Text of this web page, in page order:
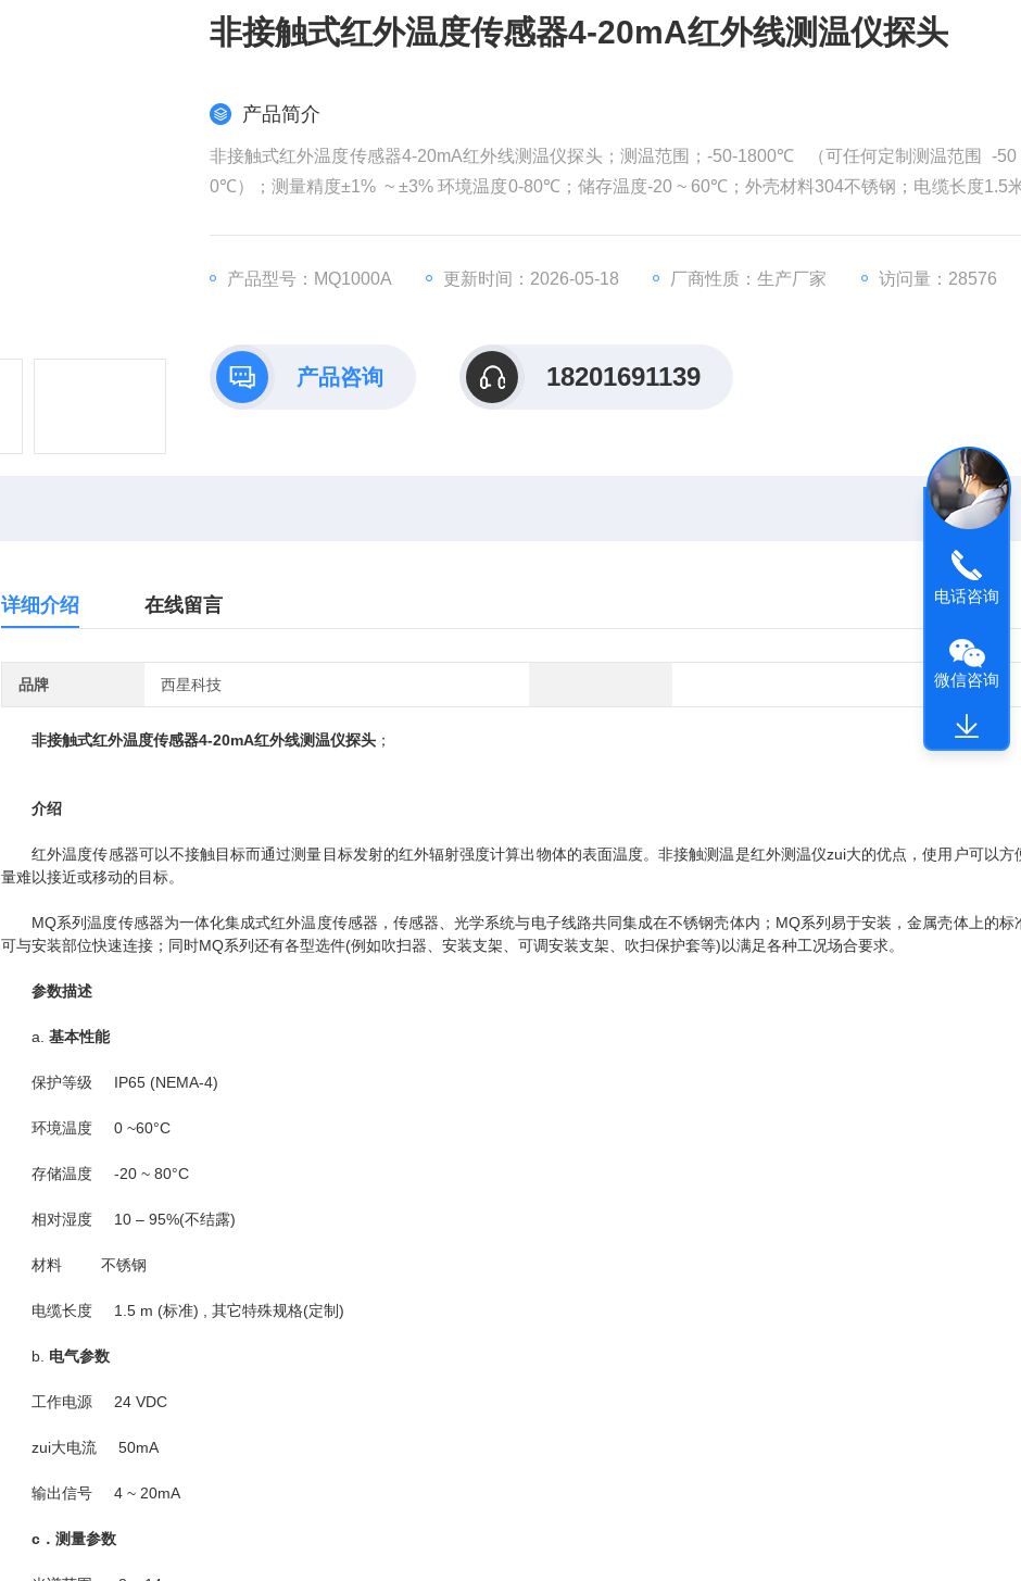
非接触式红外温度传感器4-20mA红外线测温仪探头
产品简介
非接触式红外温度传感器4-20mA红外线测温仪探头；测温范围；-50-1800℃ （可任何定制测温范围 -50
0℃）；测量精度±1% ~ ±3% 环境温度0-80℃；储存温度-20 ~ 60℃；外壳材料304不锈钢；电缆长度1.5
产品型号：MQ1000A 更新时间：2026-05-18 厂商性质：生产厂家 访问量：28576
产品咨询 18201691139
详细介绍 在线留言
品牌 西星科技
非接触式红外温度传感器4-20mA红外线测温仪探头 ；
介绍
红外温度传感器可以不接触目标而通过测量目标发射的红外辐射强度计算出物体的表面温度。非接触测温是红外测温仪zui大的优点，使用户可以方
量难以接近或移动的目标。
MQ系列温度传感器为一体化集成式红外温度传感器，传感器、光学系统与电子线路共同集成在不锈钢壳体内；MQ系列易于安装，金属壳体上的标
可与安装部位快速连接；同时MQ系列还有各型选件(例如吹扫器、安装支架、可调安装支架、吹扫保护套等)以满足各种工况场合要求。
参数描述
a. 基本性能
保护等级 IP65 (NEMA-4)
环境温度 0 ~60°C
存储温度 -20 ~ 80°C
相对湿度 10 – 95%(不结露)
材料 不锈钢
电缆长度 1.5 m (标准) , 其它特殊规格(定制)
b. 电气参数
工作电源 24 VDC
zui大电流 50mA
输出信号 4 ~ 20mA
c．测量参数
电话咨询
微信咨询